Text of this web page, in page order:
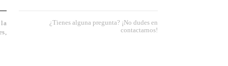
¿Tienes alguna pregunta? ¡No dudes en
contactarnos!